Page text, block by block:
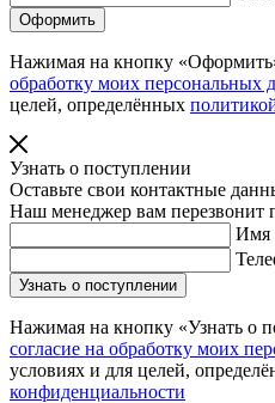
Нажимая на кнопку
обработку моих персональных
целей, определённых
Узнать о поступлении
Оставьте свои контактные
Наш менеджер вам перезвонит
Имя
Нажимая на кнопку «Узнать о
согласие на обработку моих
условиях и для целей,
конфиденциальности